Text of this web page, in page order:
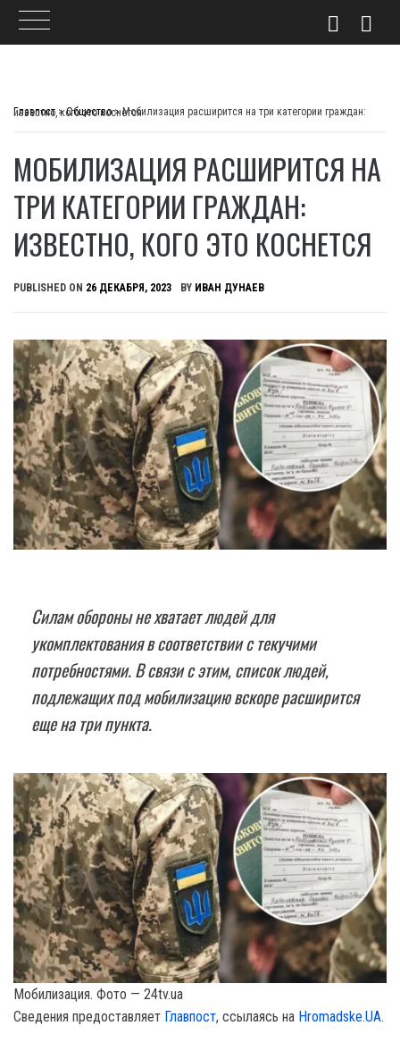
Главпост >Общество>
Мобилизация расширится на три категории граждан: известно, кого это коснется
МОБИЛИЗАЦИЯ РАСШИРИТСЯ НА
ТРИ КАТЕГОРИИ ГРАЖДАН:
ИЗВЕСТНО, КОГО ЭТО КОСНЕТСЯ
PUBLISHED ON 26 ДЕКАБРЯ, 2023 BY ИВАН ДУНАЕВ
Силам обороны не хватает людей для
укомплектования в соответствии с текучими
потребностями. В связи с этим, список людей,
подлежащих под мобилизацию вскоре расширится
еще на три пункта.
Мобилизация. Фото — 24tv.ua
Сведения предоставляет Главпост, ссылаясь на Hromadske.UA.